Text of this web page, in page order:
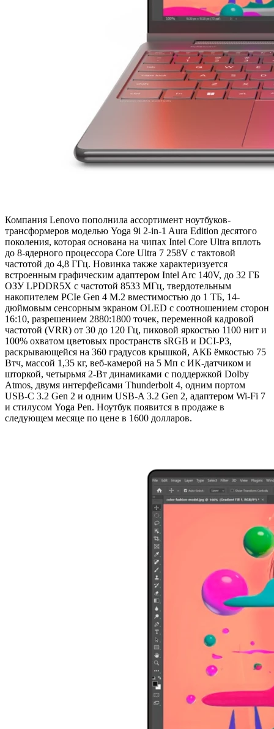
Компания Lenovo пополнила ассортимент ноутбуков-
трансформеров моделью Yoga 9i 2-in-1 Aura Edition десятого
поколения, которая основана на чипах Intel Core Ultra вплоть
до 8-ядерного процессора Core Ultra 7 258V с тактовой
частотой до 4,8 ГГц. Новинка также характеризуется
встроенным графическим адаптером Intel Arc 140V, до 32 ГБ
ОЗУ LPDDR5X с частотой 8533 МГц, твердотельным
накопителем PCIe Gen 4 M.2 вместимостью до 1 ТБ, 14-
дюймовым сенсорным экраном OLED с соотношением сторон
16:10, разрешением 2880:1800 точек, переменной кадровой
частотой (VRR) от 30 до 120 Гц, пиковой яркостью 1100 нит и
100% охватом цветовых пространств sRGB и DCI-P3,
раскрывающейся на 360 градусов крышкой, АКБ ёмкостью 75
Втч, массой 1,35 кг, веб-камерой на 5 Мп с ИК-датчиком и
шторкой, четырьмя 2-Вт динамиками с поддержкой Dolby
Atmos, двумя интерфейсами Thunderbolt 4, одним портом
USB-C 3.2 Gen 2 и одним USB-A 3.2 Gen 2, адаптером Wi-Fi 7
и стилусом Yoga Pen. Ноутбук появится в продаже в
следующем месяце по цене в 1600 долларов.